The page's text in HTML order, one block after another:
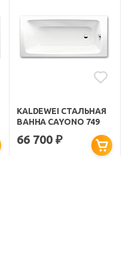
KALDEWEI СТАЛЬНАЯ
ВАННА CAYONO 749
66 700 ₽